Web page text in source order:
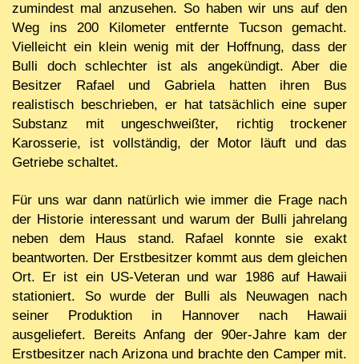
zumindest mal anzusehen. So haben wir uns auf den
Weg ins 200 Kilometer entfernte Tucson gemacht.
Vielleicht ein klein wenig mit der Hoffnung, dass der
Bulli doch schlechter ist als angekündigt. Aber die
Besitzer Rafael und Gabriela hatten ihren Bus
realistisch beschrieben, er hat tatsächlich eine super
Substanz mit ungeschweißter, richtig trockener
Karosserie, ist vollständig, der Motor läuft und das
Getriebe schaltet.
Für uns war dann natürlich wie immer die Frage nach
der Historie interessant und warum der Bulli jahrelang
neben dem Haus stand. Rafael konnte sie exakt
beantworten. Der Erstbesitzer kommt aus dem gleichen
Ort. Er ist ein US-Veteran und war 1986 auf Hawaii
stationiert. So wurde der Bulli als Neuwagen nach
seiner Produktion in Hannover nach Hawaii
ausgeliefert. Bereits Anfang der 90er-Jahre kam der
Erstbesitzer nach Arizona und brachte den Camper mit.